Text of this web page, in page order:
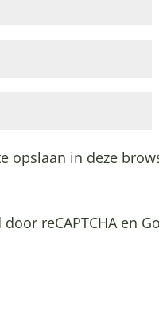
opslaan in deze
reCAPTCHA en